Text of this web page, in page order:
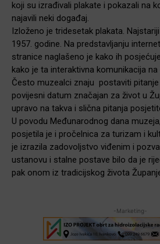
koji su izrađivali plakate i pokazali na
najavili neki događaj.
Izloženo je tridesetak plakata.
1957. godine. Na predstavljanju
stranice naglašeno je kako ih
kako je ta interaktivna komunikacija
Često muzealci znaju postaviti
povijesni datum značajan za život u
upravo na takva i slična pitanja
U povodu Međunarodnog dana
posjetila je i pročelnica za turizam i
je izrazila zadovoljstvo viđenim i
ustanovu i stalne postave bilo da je
pak onom iz tradicijskog života
-Marketing-